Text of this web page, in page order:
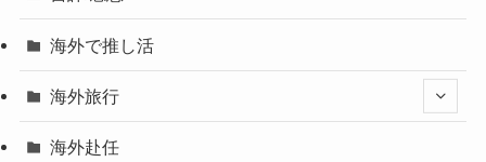
海外で推し活
海外旅行
海外赴任